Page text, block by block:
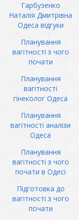
Гарбузенко
Наталія Дмитрівна
Одеса відгуки
Планування
вагітності з чого
почати
Планування
вагітності
гінеколог Одеса
Планування
вагітності аналізи
Одеса
Планування
вагітності з чого
почати в Одесі
Підготовка до
вагітності з чого
почати